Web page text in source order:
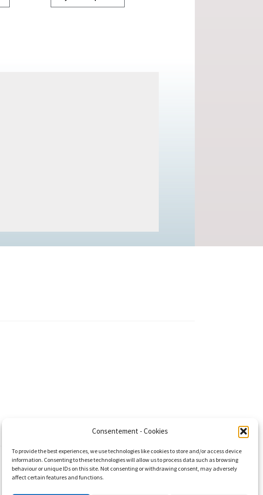
Consentement - Cookies
To provide the best experiences, we use technologies like cookies to store and/or access device
information. Consenting to these technologies will allow us to process data such as browsing
behaviour or unique IDs on this site. Not consenting or withdrawing consent, may adversely
affect certain features and functions.